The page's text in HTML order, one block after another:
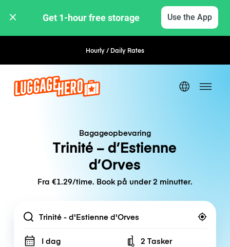
Get 1-hour free storage Use the App
Hourly / Daily Rates Flexible Booking
Bagageopbevaring
Trinité – d’Estienne
d’Orves
Fra €1.29/time. Book på under 2 minutter.
Location
I dag Number of bags
2 Tasker